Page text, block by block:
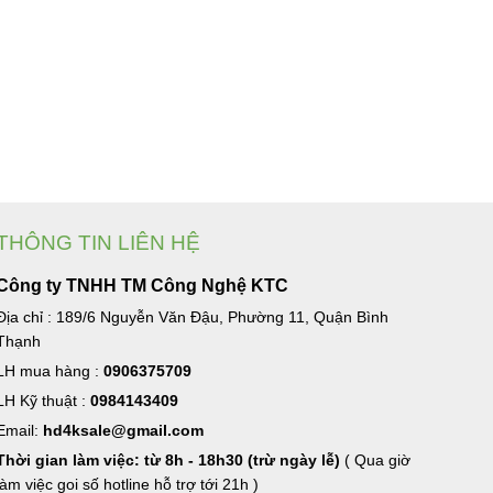
TIN LIÊN HỆ
ty TNHH TM Công Nghệ KTC
chỉ : 189/6 Nguyễn Văn Đậu, Phường 11, Quận Bình
mua hàng : 0906375709
Kỹ thuật : 0984143409
hd4ksale@gmail.com
gian làm việc: từ 8h - 18h30 (trừ ngày lễ) ( Qua giờ
việc goi số hotline hỗ trợ tới 21h )